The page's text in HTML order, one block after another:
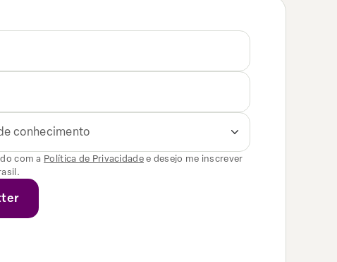
conhecimento
com a Política de Privacidade e desejo me inscrever